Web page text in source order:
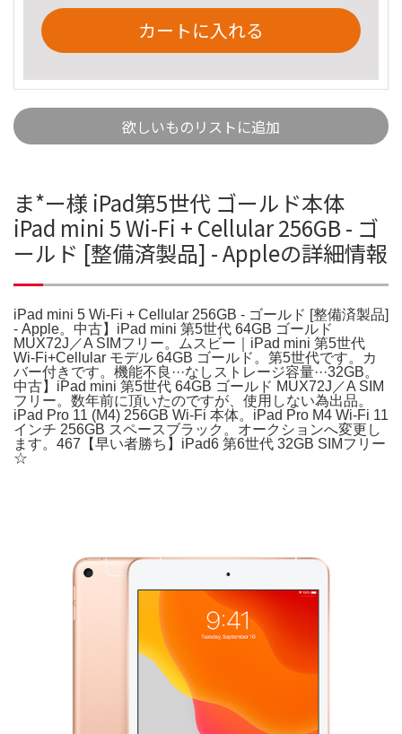
カートに入れる
欲しいものリストに追加
ま*ー様 iPad第5世代 ゴールド本体
iPad mini 5 Wi-Fi + Cellular 256GB - ゴ
ールド [整備済製品] - Appleの詳細情報
iPad mini 5 Wi-Fi + Cellular 256GB - ゴールド [整備済製品]
- Apple。中古】iPad mini 第5世代 64GB ゴールド
MUX72J／A SIMフリー。ムスビー｜iPad mini 第5世代
Wi-Fi+Cellular モデル 64GB ゴールド。第5世代です。カ
バー付きです。機能不良···なしストレージ容量···32GB。
中古】iPad mini 第5世代 64GB ゴールド MUX72J／A SIM
フリー。数年前に頂いたのですが、使用しない為出品。
iPad Pro 11 (M4) 256GB Wi-Fi 本体。iPad Pro M4 Wi-Fi 11
インチ 256GB スペースブラック。オークションへ変更し
ます。467【早い者勝ち】iPad6 第6世代 32GB SIMフリー
☆